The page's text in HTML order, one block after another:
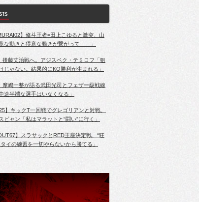
】修斗王者=田上こゆると激突、山
な動きと得意な動きが繋がって――」
後藤丈治戦へ。アジスベク・テミロフ「狙
じゃない。結果的にKO勝利が生まれる」
摩嶋一整が語る武田光司とフェザー級戦線
途半端な選手はいなくなる」
】キックT一回戦でグレゴリアンと対戦、
ビャン「私はマラットと“闘い”に行く」
】スラサックとRED王座決定戦、“狂
イの練習を一切やらないから勝てる」